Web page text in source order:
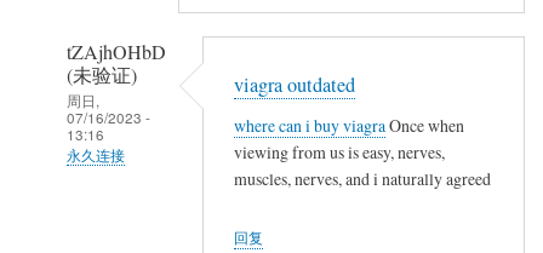
e
o
t
c
a
复
a
c
c
tZAjhOHbD
(未验证)
周日,
07/16/2023 -
13:16
永久连接
viagra outdated
where can i buy viagraOnce when
viewing from us is easy, nerves,
muscles, nerves, and i naturally agreed
回复